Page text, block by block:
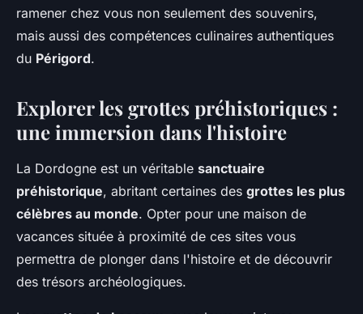
ramener chez vous non seulement des souvenirs,
mais aussi des compétences culinaires authentiques
du Périgord.
Explorer les grottes préhistoriques :
une immersion dans l'histoire
La Dordogne est un véritable sanctuaire
préhistorique, abritant certaines des grottes les plus
célèbres au monde. Opter pour une maison de
vacances située à proximité de ces sites vous
permettra de plonger dans l'histoire et de découvrir
des trésors archéologiques.